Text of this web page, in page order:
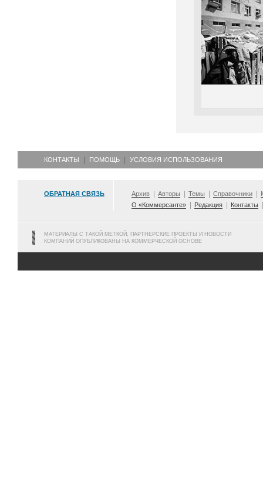
КОНТАКТЫ ПОМОЩЬ УСЛОВИЯ ИСПОЛЬЗОВАНИЯ
ОБРАТНАЯ СВЯЗЬ Архив Авторы Темы Справочники
О «Коммерсанте»
Редакция Контакты
МАТЕРИАЛЫ С ТАКОЙ МЕТКОЙ, ПАРТНЕРСКИЕ ПРОЕКТЫ И НОВОСТИ
КОМПАНИЙ ОПУБЛИКОВАНЫ НА КОММЕРЧЕСКОЙ ОСНОВЕ